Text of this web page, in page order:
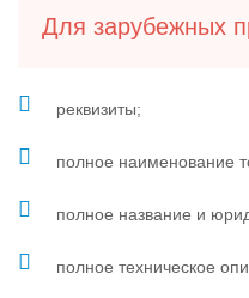
Для зарубежных
реквизиты;
полное наименование
полное название и
полное техническое